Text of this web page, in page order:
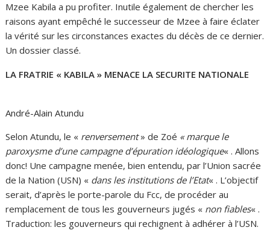
Mzee Kabila a pu profiter. Inutile également de chercher les
raisons ayant empêché le successeur de Mzee à faire éclater
la vérité sur les circonstances exactes du décès de ce dernier.
Un dossier classé.
LA FRATRIE « KABILA » MENACE LA SECURITE NATIONALE
André-Alain Atundu
Selon Atundu, le « renversement» de Zoé « marque le
paroxysme d’une campagne d’épuration idéologique« . Allons
donc! Une campagne menée, bien entendu, par l’Union sacrée
de la Nation (USN) « dans les institutions de l’Etat« . L’objectif
serait, d’après le porte-parole du Fcc, de procéder au
remplacement de tous les gouverneurs jugés « non fiables« .
Traduction: les gouverneurs qui rechignent à adhérer à l’USN.